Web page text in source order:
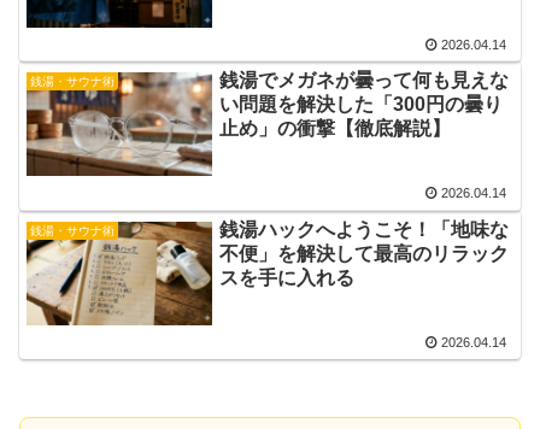
2026.04.14
銭湯・サウナ術
銭湯でメガネが曇って何も見えな
い問題を解決した「300円の曇り
止め」の衝撃【徹底解説】
2026.04.14
銭湯・サウナ術
銭湯ハックへようこそ！「地味な
不便」を解決して最高のリラック
スを手に入れる
2026.04.14